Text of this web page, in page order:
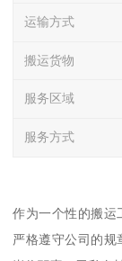
运输方式
搬运货物
服务区域
服务方式
作为一个性的搬运
严格遵守公司的规